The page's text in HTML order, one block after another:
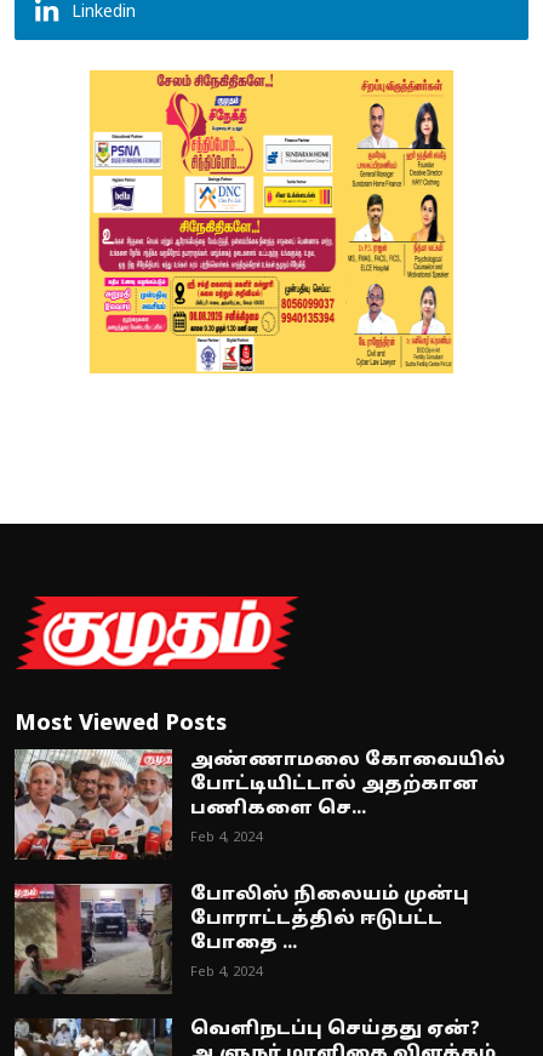
Linkedin
Most Viewed Posts
அண்ணாமலை கோவையில்
போட்டியிட்டால் அதற்கான
பணிகளை செ...
Feb 4, 2024
போலிஸ் நிலையம் முன்பு
போராட்டத்தில் ஈடுபட்ட
போதை ...
Feb 4, 2024
வெளிநடப்பு செய்தது ஏன்?